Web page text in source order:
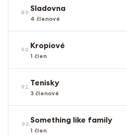
89.Sladovna
4 členové
90.Kropiové
1 člen
91.Tenisky
3 členové
92.Something like family
1 člen